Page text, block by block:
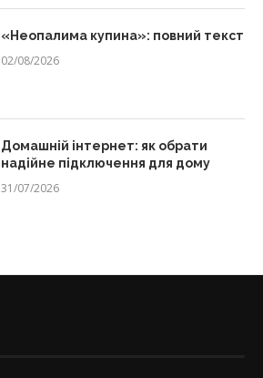
«Неопалима купина»: повний текст
02/08/2026
Домашній інтернет: як обрати
надійне підключення для дому
31/07/2026